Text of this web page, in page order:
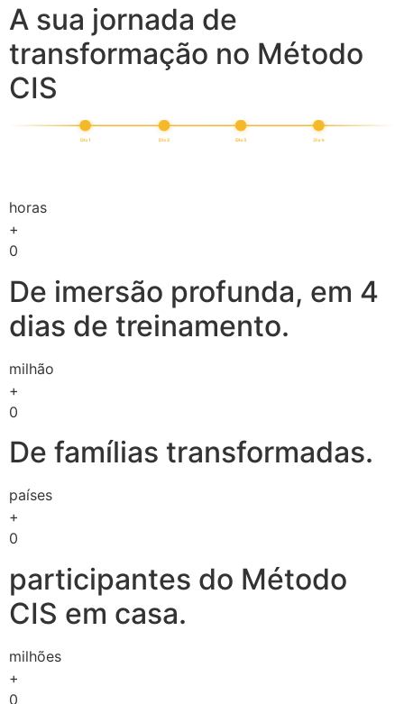
A sua jornada de
transformação no Método
CIS
horas
+
0
De imersão profunda, em 4
dias de treinamento.
milhão
+
0
De famílias transformadas.
países
+
0
participantes do Método
CIS em casa.
milhões
+
0